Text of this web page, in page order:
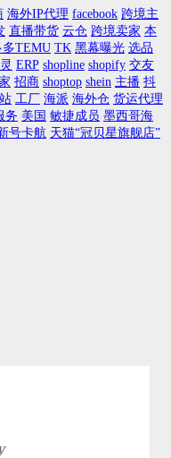
海外IP代理 facebook 跨境主
直播带货 云仓 跨境卖家 本
多TEMU TK 黑幕曝光 选品
ERP shopline shopify 交友
招商 shoptop shein 主播 抖
工厂 海派 海外仓 货运代理
务 美国 敏捷成员 墨西哥海
号卡航 天猫“冠贝星旗舰店”